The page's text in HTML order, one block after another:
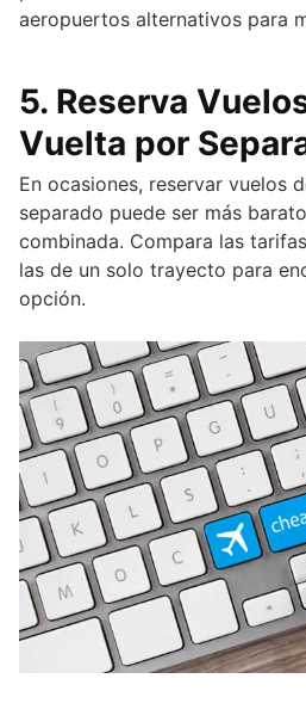
aeropuertos alternativos para
5. Reserva
Vuelta por
En ocasiones, reservar vuelos
separado puede ser más
combinada. Compara las
las de un solo trayecto para
opción.